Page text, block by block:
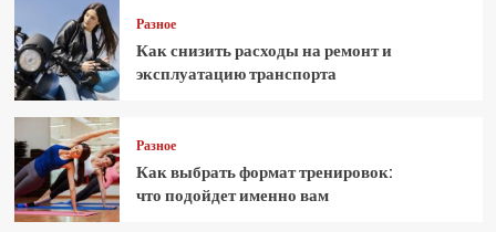
Разное
Как снизить расходы на ремонт и
эксплуатацию транспорта
Разное
Как выбрать формат тренировок:
что подойдет именно вам